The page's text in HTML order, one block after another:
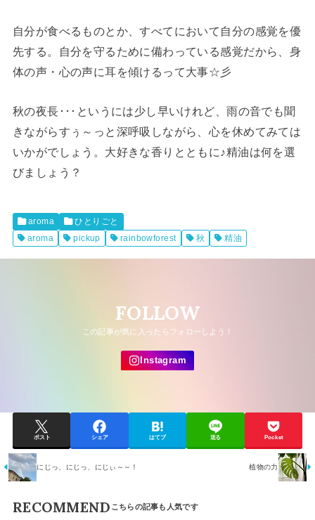
自分が食べるものとか、すべてにおいて自分の感覚を優
先する。自分を守るために備わっている感覚だから、身
体の声・心の声に耳を傾けるって大事☆彡
秋の夜長･･･というには少し早いけれど、雨の音でも聞
きながらすぅ～っと深呼吸しながら、心を休めてみては
いかがでしょう。大好きな香りとともに♪精油は何を選
びましょう？
aroma
ひとりごと
aroma
pickup rainbowforest 秋 精油
FOLLOW
ポスト シェア はてブ 送る Pocket
にじっ、にじっ、にじぃ～～！ 植物の力
RECOMMEND